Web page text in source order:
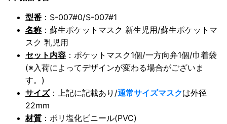
型番 ：S-007#0/S-007#1
名称：蘇生ポケットマスク 新生児用/蘇生ポケットマ
スク 乳児用
セット内容 ：ポケットマスク1個/一方向弁1個/巾着袋
(※入荷によってデザインが変わる場合がございま
す。 )
サイズ：上記に記載あり/通常サイズマスクは外径
22mm
材質 ：ポリ塩化ビニール(PVC)